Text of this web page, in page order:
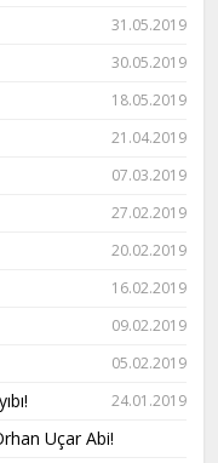
31.05.2019
30.05.2019
18.05.2019
21.04.2019
07.03.2019
27.02.2019
20.02.2019
16.02.2019
09.02.2019
05.02.2019
24.01.2019
Uçar Abi!